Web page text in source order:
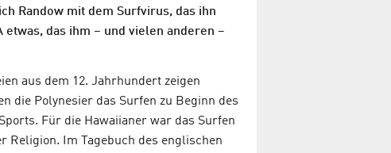
Randow mit dem Surfvirus, das ihn
das ihm – und vielen anderen –
aus dem 12. Jahrhundert zeigen
die Polynesier das Surfen zu Beginn des
Für die Hawaiianer war das Surfen
Religion. Im Tagebuch des englischen